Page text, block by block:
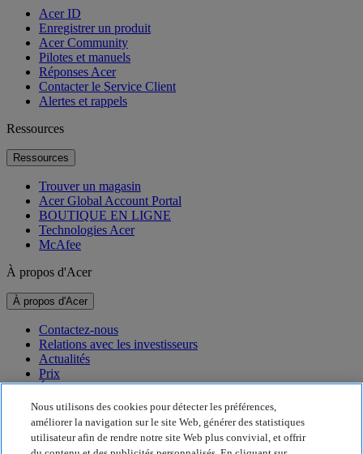
Acer ID
Enregistrer un produit
Acer Community
Pilotes et manuels
Réponses Acer
Contacter le Service Client
Alertes et rappels
Ressources
Ressources
Trouver un magasin
Acer Global Account Portal
BOUTIQUE EN LIGNE
Technologies Acer
McAfee
À propos d'Acer
À propos d'Acer
Contactez-nous
Relations avec les investisseurs
Actualités
Prix
Événements
Développement durable
Développement durable
Nous utilisons des cookies pour détecter les préférences,
améliorer la navigation sur le site Web, générer des statistiques
utilisateur afin de rendre notre site Web plus convivial, et offrir